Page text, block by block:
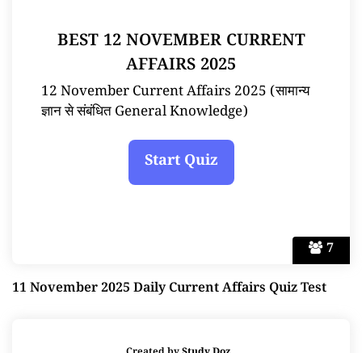
7
BEST 12 NOVEMBER CURRENT
AFFAIRS 2025
12 November Current Affairs 2025 (सामान्य
ज्ञान से संबंधित General Knowledge)
11 November 2025 Daily Current Affairs Quiz Test